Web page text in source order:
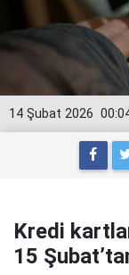
14 Şubat 2026
Kredi
15